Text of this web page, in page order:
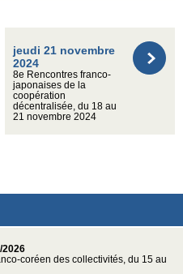
jeudi 21 novembre
2024
8e Rencontres franco-
japonaises de la
coopération
décentralisée, du 18 au
21 novembre 2024
2026
coréen des collectivités, du 15 au